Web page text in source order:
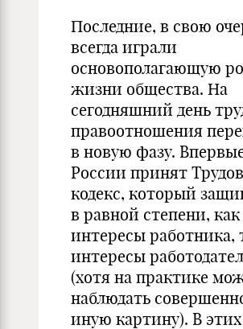
Последние, в свою
всегда играли
основополагающую
жизни общества. На
сегодняшний день
правоотношения
в новую фазу.
России принят
кодекс, который
в равной степени, как
интересы работника,
интересы
(хотя на практике
наблюдать
иную картину). В этих